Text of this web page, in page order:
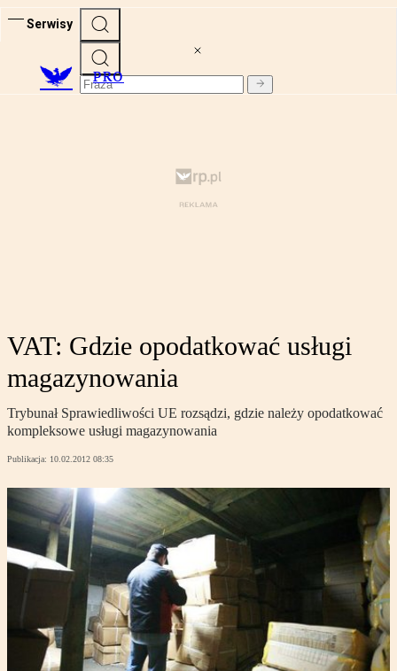
Serwisy
PRO
VAT: Gdzie opodatkować usługi
magazynowania
Trybunał Sprawiedliwości UE rozsądzi, gdzie należy opodatkować
kompleksowe usługi magazynowania
Publikacja: 10.02.2012 08:35